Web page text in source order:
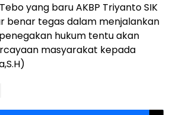
yang baru AKBP Triyanto SIK
benar tegas dalam menjalankan
hukum tentu akan
masyarakat kepada